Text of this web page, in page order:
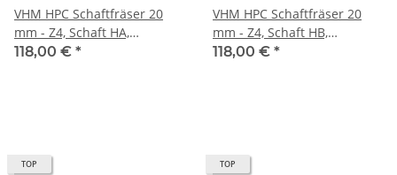
VHM HPC Schaftfräser 20
mm - Z4, Schaft HA,
Drallwinkel 35/38° Eckfase
118,00 € *
VHM HPC Schaftfräser 20
mm - Z4, Schaft HB,
Drallwinkel 35/38° Eckfase
118,00 € *
TOP TOP